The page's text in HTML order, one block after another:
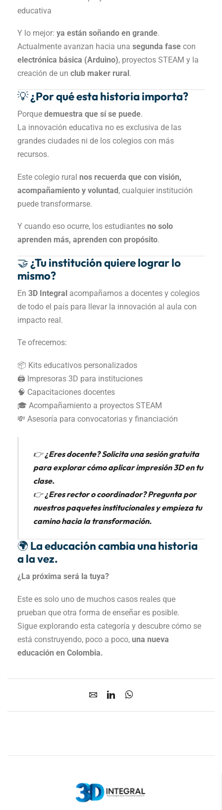
educativa
Y lo mejor: ya están soñando en grande.
Actualmente avanzan hacia una segunda fase con
electrónica básica (Arduino), proyectos STEAM y la
creación de un club maker rural .
💡 ¿Por qué esta historia importa?
Porque demuestra que sí se puede.
La innovación educativa no es exclusiva de las
grandes ciudades ni de los colegios con más
recursos.
Este colegio rural nos recuerda que con visión,
acompañamiento y voluntad, cualquier institución
puede transformarse.
Y cuando eso ocurre, los estudiantes no solo
aprenden más, aprenden con propósito.
🤝 ¿Tu institución quiere lograr lo
mismo?
En 3D Integral acompañamos a docentes y colegios
de todo el país para llevar la innovación al aula con
impacto real.
Te ofrecemos:
📦 Kits educativos personalizados
🖨️ Impresoras 3D para instituciones
🧠 Capacitaciones docentes
🎓 Acompañamiento a proyectos STEAM
💸 Asesoría para convocatorias y financiación
👉 ¿Eres docente? Solicita una sesión gratuita
para explorar cómo aplicar impresión 3D en tu
clase.
👉 ¿Eres rector o coordinador? Pregunta por
nuestros paquetes institucionales y empieza tu
camino hacia la transformación.
🌍 La educación cambia una historia
a la vez.
¿La próxima será la tuya?
Este es solo uno de muchos casos reales que
prueban que otra forma de enseñar es posible.
Sigue explorando esta categoría y descubre cómo se
está construyendo, poco a poco, una nueva
educación en Colombia.